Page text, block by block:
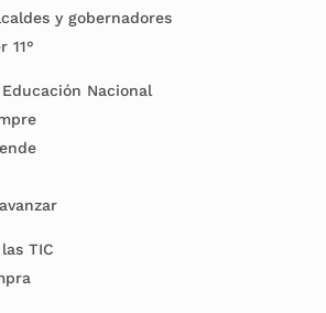
y gobernadores
11°
Nacional
TIC